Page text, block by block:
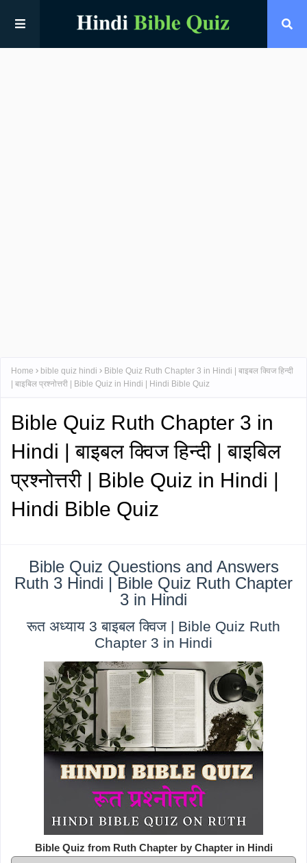
Home bible quiz hindi
Bible Quiz Ruth Chapter 3 in Hindi | बाइबल क्विज हिन्दी
| बाइबिल प्रश्नोत्तरी | Bible Quiz in Hindi | Hindi Bible Quiz
Bible Quiz Ruth Chapter 3 in
Hindi | बाइबल क्विज हिन्दी | बाइबिल
प्रश्नोत्तरी | Bible Quiz in Hindi |
Hindi Bible Quiz
Bible Quiz Questions and Answers
Ruth 3 Hindi | Bible Quiz Ruth Chapter
3 in Hindi
रूत अध्याय 3 बाइबल क्विज | Bible Quiz Ruth
Chapter 3 in Hindi
Bible Quiz from Ruth Chapter by Chapter in Hindi